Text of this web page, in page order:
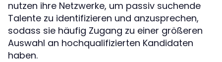
nutzen ihre Netzwerke, um passiv suchende
Talente zu identifizieren und anzusprechen,
sodass sie häufig Zugang zu einer größeren
Auswahl an hochqualifizierten Kandidaten
haben.